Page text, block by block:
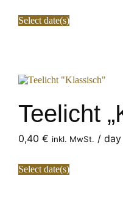
Select date(s)
Teelicht
0,40€ inkl. MwSt. / day
Select date(s)